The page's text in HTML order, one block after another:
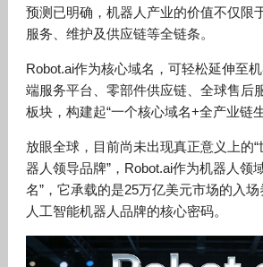
预测已明确，机器人产业的价值不仅限
服务、维护及供应链等全链条。
Robot.ai作为核心域名，可轻松延伸至
端服务平台、零部件供应链、全球售后
板块，构建起“一个核心域名+全产业链
放眼全球，目前尚未出现真正意义上的
器人领导品牌”，Robot.ai作为机器人领
名”，它承载的是25万亿美元市场的入
人工智能机器人品牌的核心密码。